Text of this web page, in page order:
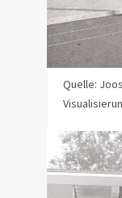
Quelle: